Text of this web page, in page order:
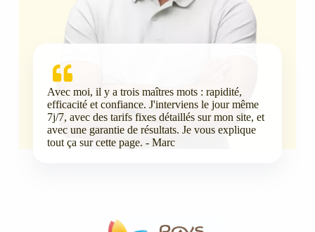
Avec moi, il y a trois maîtres mots : rapidité,
efficacité et confiance. J'interviens le jour même
7j/7, avec des tarifs fixes détaillés sur mon site, et
avec une garantie de résultats. Je vous explique
tout ça sur cette page. - Marc